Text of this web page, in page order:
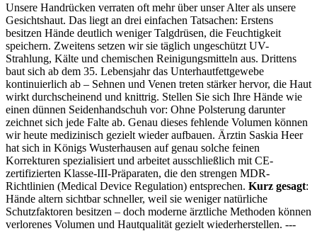
Unsere Handrücken verraten oft mehr über unser Alter als unsere
Gesichtshaut. Das liegt an drei einfachen Tatsachen: Erstens
besitzen Hände deutlich weniger Talgdrüsen, die Feuchtigkeit
speichern. Zweitens setzen wir sie täglich ungeschützt UV-
Strahlung, Kälte und chemischen Reinigungsmitteln aus. Drittens
baut sich ab dem 35. Lebensjahr das Unterhautfettgewebe
kontinuierlich ab – Sehnen und Venen treten stärker hervor, die Haut
wirkt durchscheinend und knittrig. Stellen Sie sich Ihre Hände wie
einen dünnen Seidenhandschuh vor: Ohne Polsterung darunter
zeichnet sich jede Falte ab. Genau dieses fehlende Volumen können
wir heute medizinisch gezielt wieder aufbauen. Ärztin Saskia Heer
hat sich in Königs Wusterhausen auf genau solche feinen
Korrekturen spezialisiert und arbeitet ausschließlich mit CE-
zertifizierten Klasse-III-Präparaten, die den strengen MDR-
Richtlinien (Medical Device Regulation) entsprechen. Kurz gesagt:
Hände altern sichtbar schneller, weil sie weniger natürliche
Schutzfaktoren besitzen – doch moderne ärztliche Methoden können
verlorenes Volumen und Hautqualität gezielt wiederherstellen. ---